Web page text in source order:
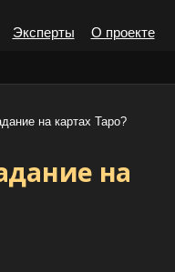
Эксперты О проекте
й
и
на картах Таро?
на